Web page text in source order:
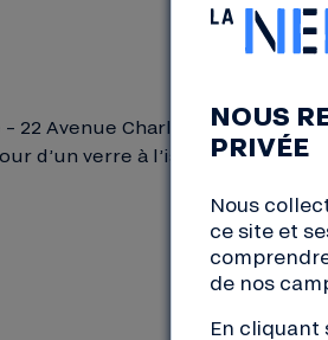
22 Avenue Charles de Gaulle,
d’un verre à l’issue du débat.
NOUS
PRIVÉE
Nous
ce site et
de nos
En cliquant